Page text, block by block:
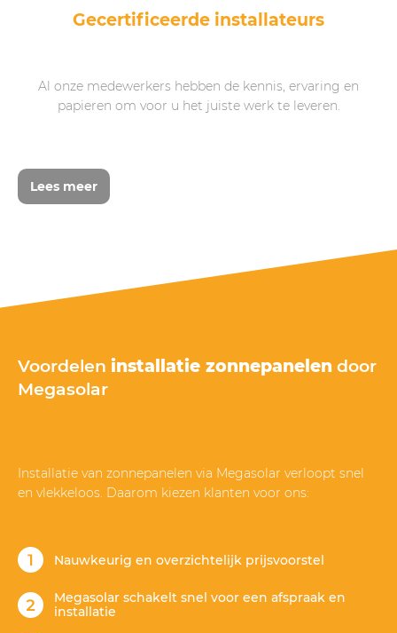
Gecertificeerde installateurs
Al onze medewerkers hebben de kennis, ervaring en
papieren om voor u het juiste werk te leveren.
Lees meer
Voordelen installatie zonnepanelen door
Megasolar
Installatie van zonnepanelen via Megasolar verloopt snel
en vlekkeloos. Daarom kiezen klanten voor ons:
Nauwkeurig en overzichtelijk prijsvoorstel
Megasolar schakelt snel voor een afspraak en
installatie